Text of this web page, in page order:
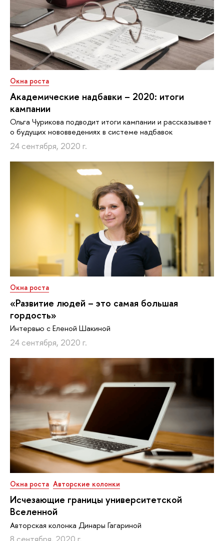
Окна роста
Академические надбавки – 2020: итоги
кампании
Ольга Чурикова подводит итоги кампании и рассказывает
о будущих нововведениях в системе надбавок
24 сентября, 2020 г.
Окна роста
«Развитие людей – это самая большая
гордость»
Интервью с Еленой Шакиной
24 сентября, 2020 г.
Окна роста Авторские колонки
Исчезающие границы университетской
Вселенной
Авторская колонка Динары Гагариной